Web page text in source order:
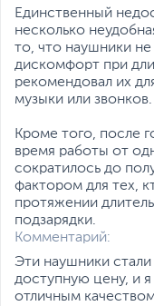
Единственный
несколько
то, что наушники
дискомфорт при
рекомендовал их
музыки или звонков.
Кроме того, после
время работы от
сократилось до
фактором для тех,
протяжении
подзарядки.
Комментарий:
Эти наушники
доступную цену, и
отличным